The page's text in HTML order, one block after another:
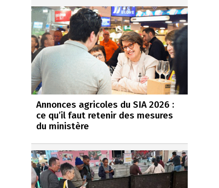
Annonces agricoles du SIA 2026 :
ce qu’il faut retenir des mesures
du ministère